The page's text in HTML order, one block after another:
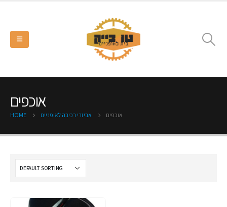
אוכפים
HOME אביזרי רכיבה לאופניים אוכפים